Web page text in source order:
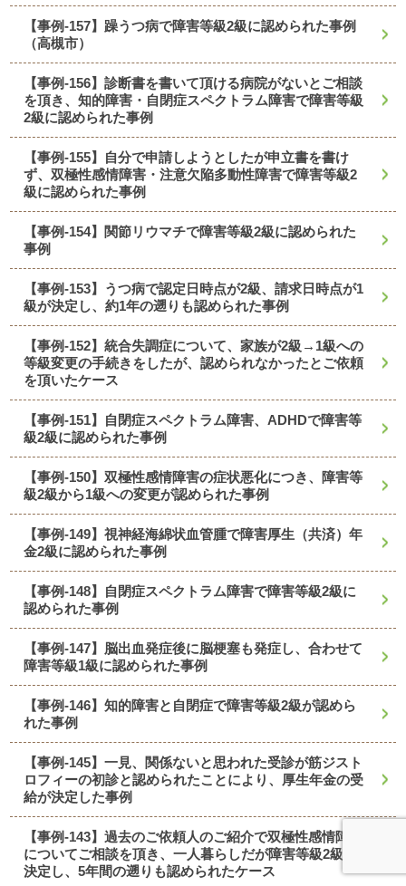
【事例-157】躁うつ病で障害等級2級に認められた事例
（高槻市）
【事例-156】診断書を書いて頂ける病院がないとご相談
を頂き、知的障害・自閉症スペクトラム障害で障害等級
2級に認められた事例
【事例-155】自分で申請しようとしたが申立書を書け
ず、双極性感情障害・注意欠陥多動性障害で障害等級2
級に認められた事例
【事例-154】関節リウマチで障害等級2級に認められた
事例
【事例-153】うつ病で認定日時点が2級、請求日時点が1
級が決定し、約1年の遡りも認められた事例
【事例-152】統合失調症について、家族が2級→1級への
等級変更の手続きをしたが、認められなかったとご依頼
を頂いたケース
【事例-151】自閉症スペクトラム障害、ADHDで障害等
級2級に認められた事例
【事例-150】双極性感情障害の症状悪化につき、障害等
級2級から1級への変更が認められた事例
【事例-149】視神経海綿状血管腫で障害厚生（共済）年
金2級に認められた事例
【事例-148】自閉症スペクトラム障害で障害等級2級に
認められた事例
【事例-147】脳出血発症後に脳梗塞も発症し、合わせて
障害等級1級に認められた事例
【事例-146】知的障害と自閉症で障害等級2級が認めら
れた事例
【事例-145】一見、関係ないと思われた受診が筋ジスト
ロフィーの初診と認められたことにより、厚生年金の受
給が決定した事例
【事例-143】過去のご依頼人のご紹介で双極性感情障害
についてご相談を頂き、一人暮らしだが障害等級2級で
決定し、5年間の遡りも認められたケース